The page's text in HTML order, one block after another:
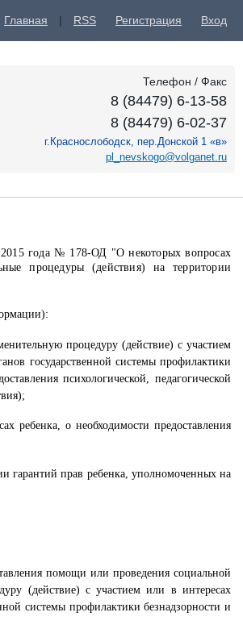
Главная | RSS Регистрация Вход
Телефон / Факс
8 (84479) 6-13-58
8 (84479) 6-02-37
г.Краснослободск, пер.Донской 1 «в»
pl_nevskogo@volganet.ru
года № 178-ОД "О некоторых вопросах
процедуры (действия) на территории
процедуру (действие) с участием
государственной системы профилактики
психологической, педагогической
ребенка, о необходимости предоставления
гарантий прав ребенка, уполномоченных на
помощи или проведения социальной
(действие) с участием или в интересах
системы профилактики безнадзорности и